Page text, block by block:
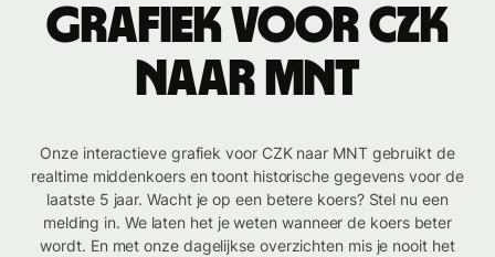
Grafiek voor CZK
naar MNT
Onze interactieve grafiek voor CZK naar MNT gebruikt de
realtime middenkoers en toont historische gegevens voor de
laatste 5 jaar. Wacht je op een betere koers? Stel nu een
melding in. We laten het je weten wanneer de koers beter
wordt. En met onze dagelijkse overzichten mis je nooit het